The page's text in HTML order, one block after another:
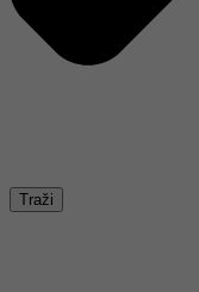
Traži